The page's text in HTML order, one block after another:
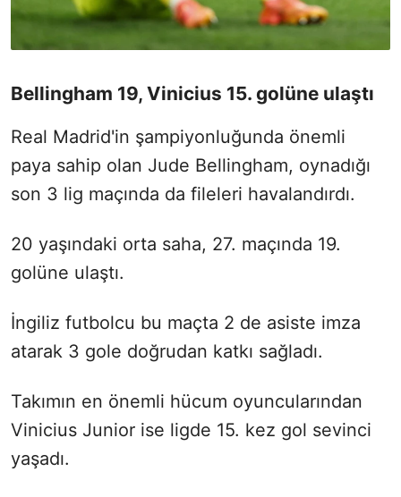
Bellingham 19, Vinicius 15. golüne ulaştı
Real Madrid'in şampiyonluğunda önemli
paya sahip olan Jude Bellingham, oynadığı
son 3 lig maçında da fileleri havalandırdı.
20 yaşındaki orta saha, 27. maçında 19.
golüne ulaştı.
İngiliz futbolcu bu maçta 2 de asiste imza
atarak 3 gole doğrudan katkı sağladı.
Takımın en önemli hücum oyuncularından
Vinicius Junior ise ligde 15. kez gol sevinci
yaşadı.